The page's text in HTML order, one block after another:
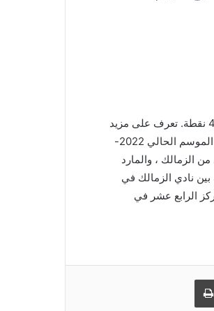
يحتل الزمالك المركز الرابع في جدول ترتيب الدوري المصري الممتاز برصيد 43 نقطة. تعرف على مزيد
من التفاصيل حول مواجهة قوية بين نادي الزمالك في الدوري المصري الممتاز الموسم الحالي 2022-
من الزمالك ، والمارد
بين نادي الزمالك في
الإسماعيلي المركز الرابع عشر في
طباعة